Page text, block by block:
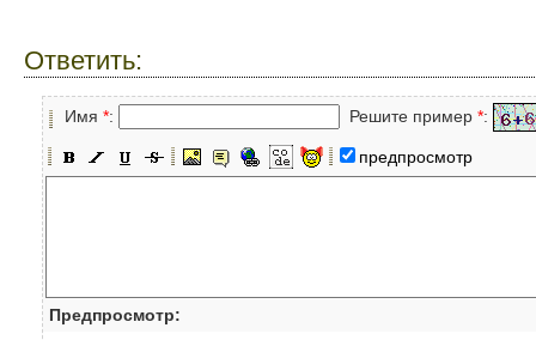
Ответить:
Имя *: Решите пример *:
предпросмотр
Предпросмотр: